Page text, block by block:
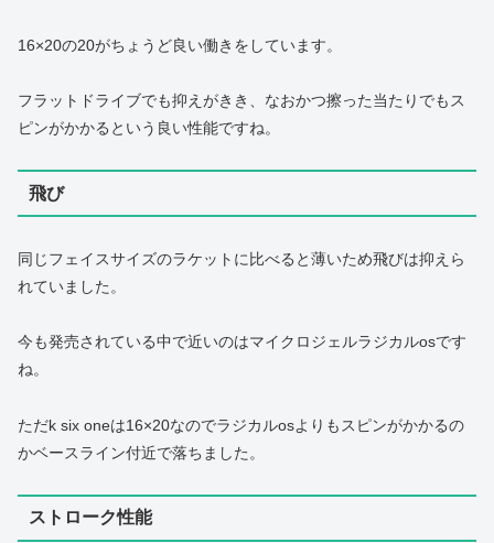
16×20の20がちょうど良い働きをしています。
フラットドライブでも抑えがきき、なおかつ擦った当たりでもス
ピンがかかるという良い性能ですね。
飛び
同じフェイスサイズのラケットに比べると薄いため飛びは抑えら
れていました。
今も発売されている中で近いのはマイクロジェルラジカルosです
ね。
ただk six oneは16×20なのでラジカルosよりもスピンがかかるの
かベースライン付近で落ちました。
ストローク性能